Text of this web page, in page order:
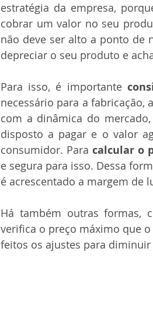
estratégia da empresa,
cobrar um valor no seu
não deve ser alto a ponto de
depreciar o seu produto e
Para isso, é importante
necessário para a fabricação,
com a dinâmica do
disposto a pagar e o valor
consumidor. Para calcular o
e segura para isso. Dessa
é acrescentado a margem de
Há também outras formas,
verifica o preço máximo que
feitos os ajustes para